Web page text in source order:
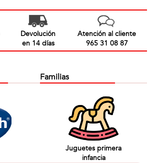
Devolución
en 14 días
Atención al cliente
965 31 08 87
Familias
Juguetes primera
infancia